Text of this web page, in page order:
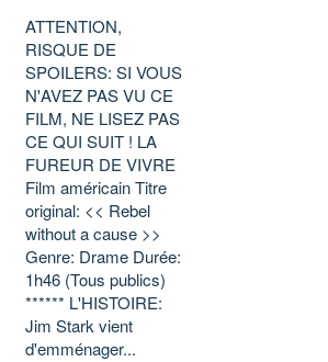
ATTENTION,
RISQUE DE
SPOILERS: SI VOUS
N'AVEZ PAS VU CE
FILM, NE LISEZ PAS
CE QUI SUIT ! LA
FUREUR DE VIVRE
Film américain Titre
original: << Rebel
without a cause >>
Genre: Drame Durée:
1h46 (Tous publics)
****** L'HISTOIRE:
Jim Stark vient
d'emménager...